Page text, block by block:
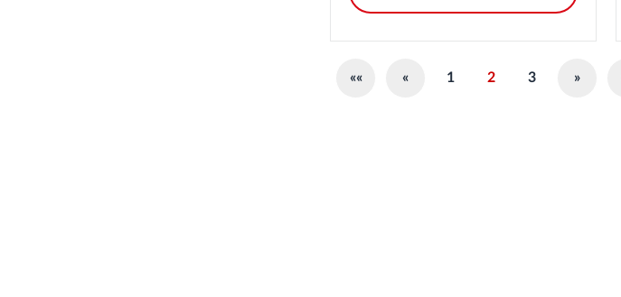
«« « 1 2 3 »